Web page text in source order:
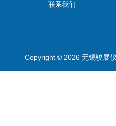
联系我们
Copyright © 2026 无锡骏展